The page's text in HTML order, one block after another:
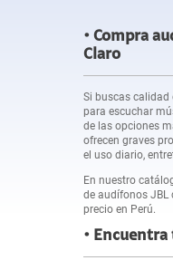
Compra
Claro
Si buscas
para escuchar
de las opciones
ofrecen graves
el uso diario,
En nuestro
de audífonos JBL
precio en Perú.
Encuentra